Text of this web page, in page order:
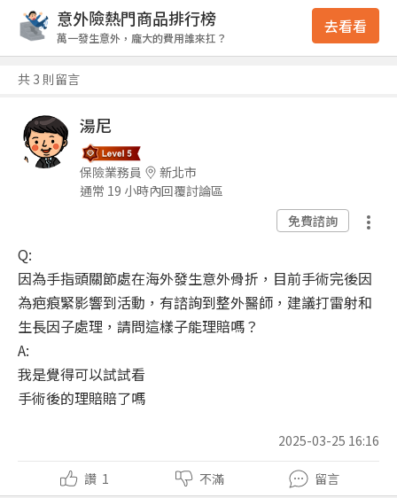
意外險熱門商品排行榜
萬一發生意外，龐大的費用誰來扛？
去看看
共 3 則留言
湯尼
保險業務員
新北市
通常 19 小時內回覆討論區
免費諮詢
Q:
因為手指頭關節處在海外發生意外骨折，目前手術完後因
為疤痕緊影響到活動，有諮詢到整外醫師，建議打雷射和
生長因子處理，請問這樣子能理賠嗎？
A:
我是覺得可以試試看
手術後的理賠賠了嗎
2025-03-25 16:16
讚 1 不滿 留言